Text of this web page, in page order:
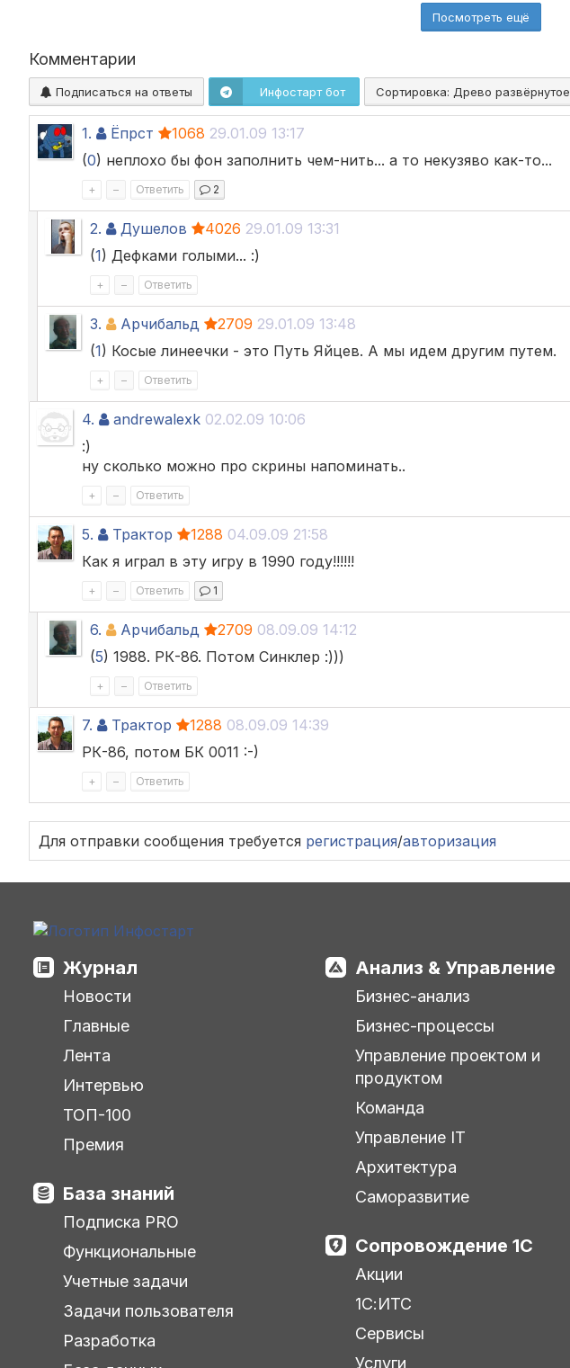
Посмотреть ещё
Комментарии
Подписаться на ответы Инфостарт бот Сортировка: Древо развёрнутое
1. Ёпрст 1068 29.01.09 13:17
(0) неплохо бы фон заполнить чем-нить... а то некузяво как-то...
+ – Ответить 2
2. Душелов 4026 29.01.09 13:31
(1) Дефками голыми... :)
+ – Ответить
3. Арчибальд 2709 29.01.09 13:48
(1) Косые линеечки - это Путь Яйцев. А мы идем другим путем.
+ – Ответить
4. andrewalexk 02.02.09 10:06
:)
ну сколько можно про скрины напоминать..
+ – Ответить
5. Трактор 1288 04.09.09 21:58
Как я играл в эту игру в 1990 году!!!!!!
+ – Ответить 1
6. Арчибальд 2709 08.09.09 14:12
(5) 1988. РК-86. Потом Синклер :)))
+ – Ответить
7. Трактор 1288 08.09.09 14:39
РК-86, потом БК 0011 :-)
+ – Ответить
Для отправки сообщения требуется регистрация/авторизация
Журнал
Новости
Главные
Лента
Интервью
ТОП-100
Премия
База знаний
Подписка PRO
Функциональные
Учетные задачи
Задачи пользователя
Разработка
Анализ & Управление
Бизнес-анализ
Бизнес-процессы
Управление проектом и
продуктом
Команда
Управление IT
Архитектура
Саморазвитие
Сопровождение 1С
Акции
1С:ИТС
Сервисы
Услуги